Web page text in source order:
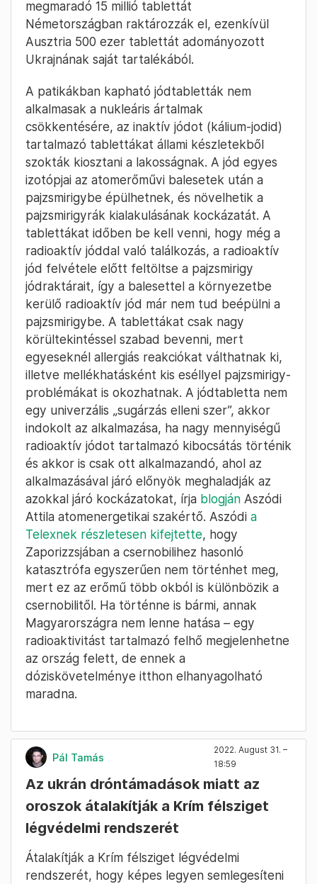
megmaradó 15 millió tablettát
Németországban raktározzák el, ezenkívül
Ausztria 500 ezer tablettát adományozott
Ukrajnának saját tartalékából.
A patikákban kapható jódtabletták nem
alkalmasak a nukleáris ártalmak
csökkentésére, az inaktív jódot (kálium-jodid)
tartalmazó tablettákat állami készletekből
szokták kiosztani a lakosságnak. A jód egyes
izotópjai az atomerőművi balesetek után a
pajzsmirigybe épülhetnek, és növelhetik a
pajzsmirigyrák kialakulásának kockázatát. A
tablettákat időben be kell venni, hogy még a
radioaktív jóddal való találkozás, a radioaktív
jód felvétele előtt feltöltse a pajzsmirigy
jódraktárait, így a balesettel a környezetbe
kerülő radioaktív jód már nem tud beépülni a
pajzsmirigybe. A tablettákat csak nagy
körültekintéssel szabad bevenni, mert
egyeseknél allergiás reakciókat válthatnak ki,
illetve mellékhatásként kis eséllyel pajzsmirigy-
problémákat is okozhatnak. A jódtabletta nem
egy univerzális „sugárzás elleni szer”, akkor
indokolt az alkalmazása, ha nagy mennyiségű
radioaktív jódot tartalmazó kibocsátás történik
és akkor is csak ott alkalmazandó, ahol az
alkalmazásával járó előnyök meghaladják az
azokkal járó kockázatokat, írja blogján Aszódi
Attila atomenergetikai szakértő. Aszódi a
Telexnek részletesen kifejtette, hogy
Zaporizzsjában a csernobilihez hasonló
katasztrófa egyszerűen nem történhet meg,
mert ez az erőmű több okból is különbözik a
csernobilitől. Ha történne is bármi, annak
Magyarországra nem lenne hatása – egy
radioaktivitást tartalmazó felhő megjelenhetne
az ország felett, de ennek a
dóziskövetelménye itthon elhanyagolható
maradna.
Pál Tamás
2022. August 31. –
18:59
Az ukrán dróntámadások miatt az
oroszok átalakítják a Krím félsziget
légvédelmi rendszerét
Átalakítják a Krím félsziget légvédelmi
rendszerét, hogy képes legyen semlegesíteni